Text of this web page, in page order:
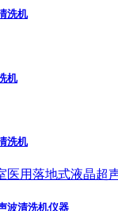
洗机
机
洗机
波清洗机仪器